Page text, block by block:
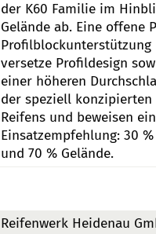
der K60 Familie im
Gelände ab. Eine offene
Profilblockunterstützung
versetze Profildesign
einer höheren
der speziell
Reifens und beweisen
Einsatzempfehlung: 30
und 70 % Gelände.
Reifenwerk Heidenau